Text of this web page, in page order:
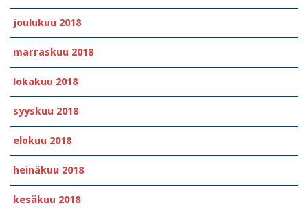
joulukuu 2018
marraskuu 2018
lokakuu 2018
syyskuu 2018
elokuu 2018
heinäkuu 2018
kesäkuu 2018